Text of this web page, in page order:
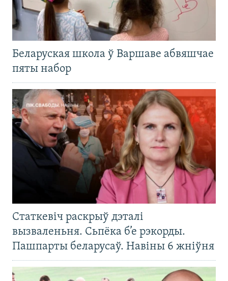
Беларуская школа ў Варшаве абвяшчае
пяты набор
Статкевіч раскрыў дэталі
вызваленьня. Сьпёка б’е рэкорды.
Пашпарты беларусаў. Навіны 6 жніўня